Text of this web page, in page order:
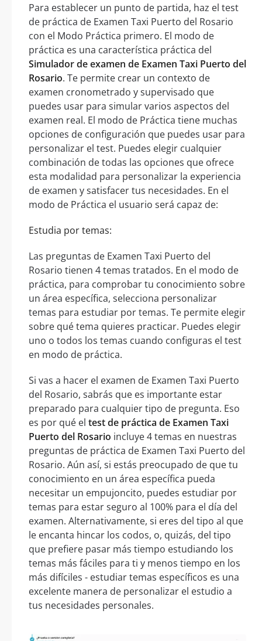
Para establecer un punto de partida, haz el test
de práctica de Examen Taxi Puerto del Rosario
con el Modo Práctica primero. El modo de
práctica es una característica práctica del
Simulador de examen de Examen Taxi Puerto del
Rosario. Te permite crear un contexto de
examen cronometrado y supervisado que
puedes usar para simular varios aspectos del
examen real. El modo de Práctica tiene muchas
opciones de configuración que puedes usar para
personalizar el test. Puedes elegir cualquier
combinación de todas las opciones que ofrece
esta modalidad para personalizar la experiencia
de examen y satisfacer tus necesidades. En el
modo de Práctica el usuario será capaz de:
Estudia por temas:
Las preguntas de Examen Taxi Puerto del
Rosario tienen 4 temas tratados. En el modo de
práctica, para comprobar tu conocimiento sobre
un área específica, selecciona personalizar
temas para estudiar por temas. Te permite elegir
sobre qué tema quieres practicar. Puedes elegir
uno o todos los temas cuando configuras el test
en modo de práctica.
Si vas a hacer el examen de Examen Taxi Puerto
del Rosario, sabrás que es importante estar
preparado para cualquier tipo de pregunta. Eso
es por qué el test de práctica de Examen Taxi
Puerto del Rosario incluye 4 temas en nuestras
preguntas de práctica de Examen Taxi Puerto del
Rosario. Aún así, si estás preocupado de que tu
conocimiento en un área específica pueda
necesitar un empujoncito, puedes estudiar por
temas para estar seguro al 100% para el día del
examen. Alternativamente, si eres del tipo al que
le encanta hincar los codos, o, quizás, del tipo
que prefiere pasar más tiempo estudiando los
temas más fáciles para ti y menos tiempo en los
más difíciles - estudiar temas específicos es una
excelente manera de personalizar el estudio a
tus necesidades personales.